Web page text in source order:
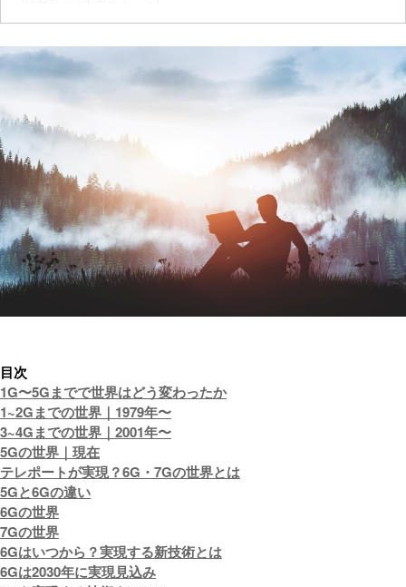
目次
1G〜5Gまでで世界はどう変わったか
1~2Gまでの世界｜1979年〜
3~4Gまでの世界｜2001年〜
5Gの世界｜現在
テレポートが実現？6G・7Gの世界とは
5Gと6Gの違い
6Gの世界
7Gの世界
6Gはいつから？実現する新技術とは
6Gは2030年に実現見込み